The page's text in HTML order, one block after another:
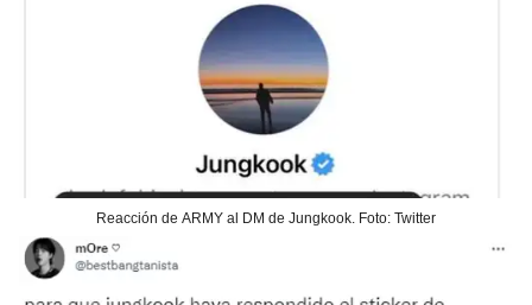
Reacción de ARMY al DM de Jungkook. Foto: Twitter